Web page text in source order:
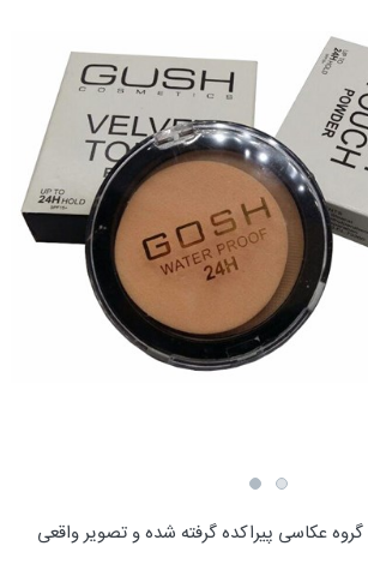
عکاسی پیراکده گرفته شده و تصویر واقعی